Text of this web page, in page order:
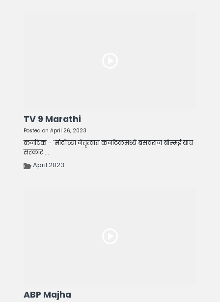
TV 9 Marathi
Posted on April 26, 2023
कर्नाटक - 'मोदींच्या नेतृत्वात कर्नाटकमध्ये बसवराज बोम्मई यांचं
सरकार ...
April 2023
ABP Majha